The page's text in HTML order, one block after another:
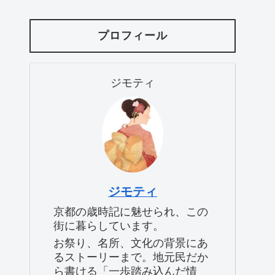
プロフィール
ジモティ
ジモティ
京都の歳時記に魅せられ、この
街に暮らしています。
お祭り、名所、文化の背景にあ
るストーリーまで。地元民だか
ら書ける「一歩踏み込んだ情